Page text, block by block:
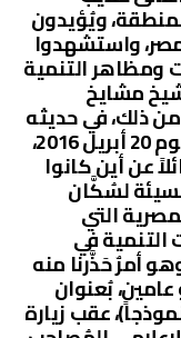
ويُؤيدون
واستشهدوا
ومظاهر التنمية
مشايخ
من ذلك، في حديثه
لصحيفة المصري اليوم يوم 20 أبريل 2016،
عن أين كانوا
لسُكَّان
التي
التنمية في
أمرٌ حَذَّرنا منه
بُعنوان
عقب زيارة